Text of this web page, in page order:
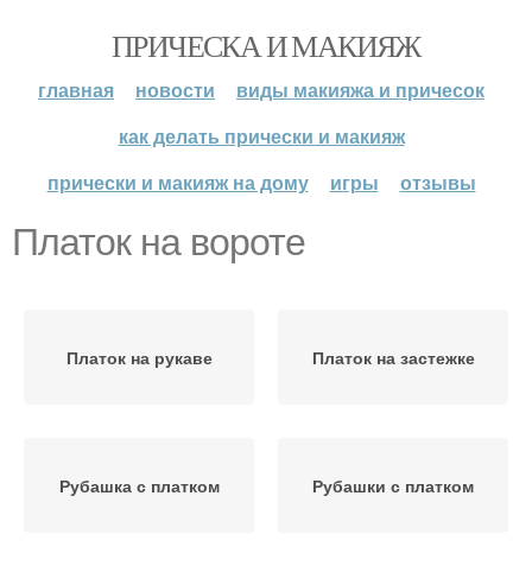
ПРИЧЕСКА И МАКИЯЖ
главная новости
виды макияжа и причесок
как делать прически и макияж
прически и макияж на дому
игры отзывы
Платок на вороте
Платок на рукаве Платок на застежке
Рубашка с платком Рубашки с платком